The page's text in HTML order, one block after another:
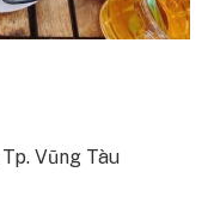
Vũng Tàu